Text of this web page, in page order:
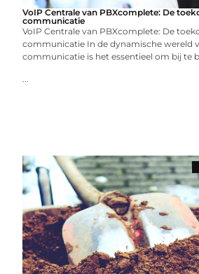
VoIP Centrale van PBXcomplete: De
communicatie
VoIP Centrale van PBXcomplete: De
communicatie In de dynamische wereld
communicatie is het essentieel om bij te
...